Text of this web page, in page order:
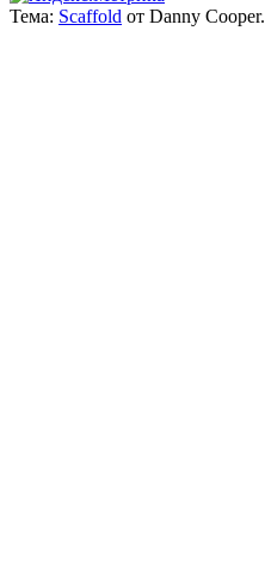
Тема: Scaffold от Danny Cooper.